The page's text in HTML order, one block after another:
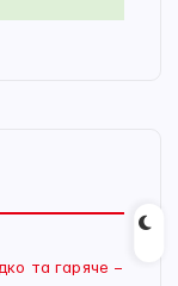
та гаряче –